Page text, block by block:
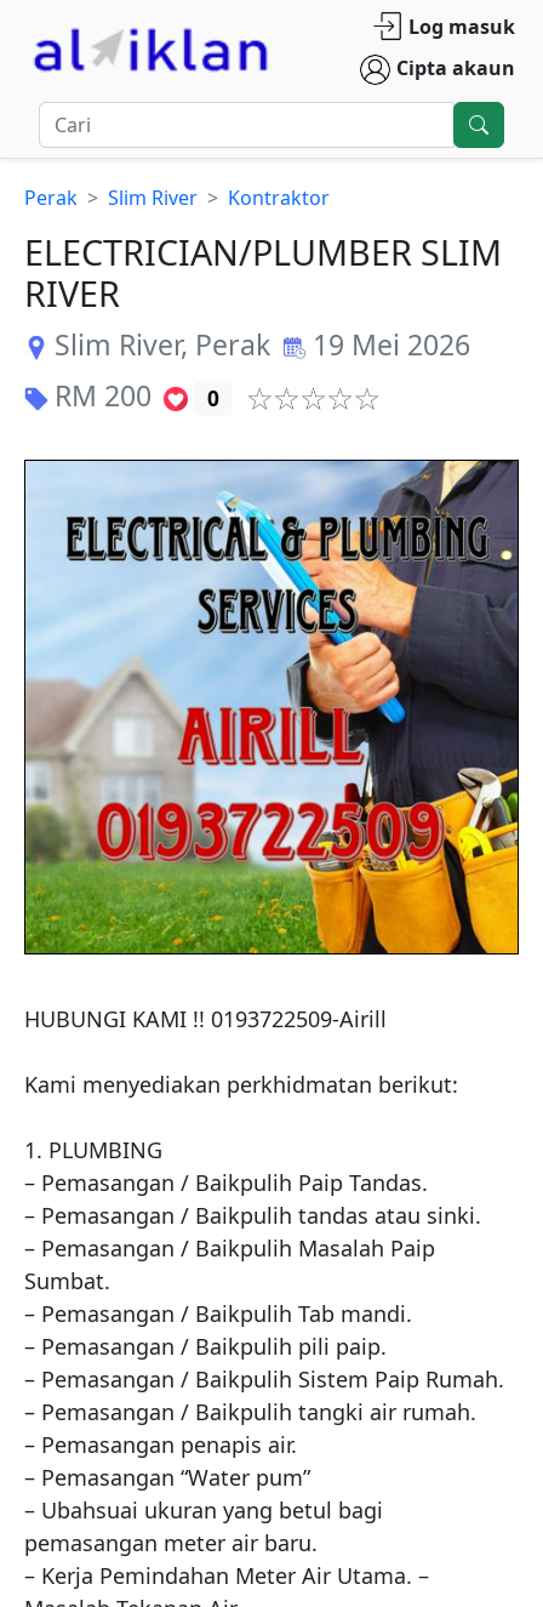
Log masuk
Cipta akaun
Perak Slim River Kontraktor
ELECTRICIAN/PLUMBER SLIM
RIVER
Slim River, Perak
19 Mei 2026
RM 200 0
HUBUNGI KAMI !! 0193722509-Airill
Kami menyediakan perkhidmatan berikut:
1. PLUMBING
– Pemasangan / Baikpulih Paip Tandas.
– Pemasangan / Baikpulih tandas atau sinki.
– Pemasangan / Baikpulih Masalah Paip
Sumbat.
– Pemasangan / Baikpulih Tab mandi.
– Pemasangan / Baikpulih pili paip.
– Pemasangan / Baikpulih Sistem Paip Rumah.
– Pemasangan / Baikpulih tangki air rumah.
– Pemasangan penapis air.
– Pemasangan “Water pum”
– Ubahsuai ukuran yang betul bagi
pemasangan meter air baru.
– Kerja Pemindahan Meter Air Utama. –